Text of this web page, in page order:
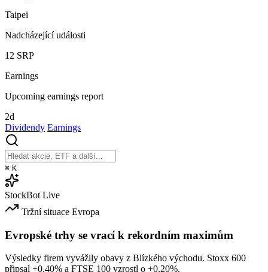
Taipei
Nadcházející události
12 SRP
Earnings
Upcoming earnings report
2d
Dividendy Earnings
⌘ K
StockBot Live
Tržní situace Evropa
Evropské trhy se vrací k rekordním maximům
Výsledky firem vyvážily obavy z Blízkého východu. Stoxx 600
připsal +0.40% a FTSE 100 vzrostl o +0.20%.